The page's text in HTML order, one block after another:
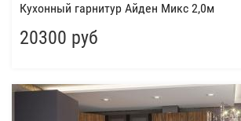
Кухонный гарнитур Айден Микс 2,0м
20300 руб